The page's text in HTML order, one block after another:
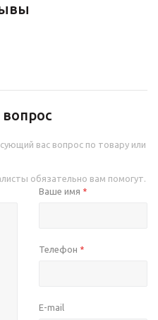
вас вопрос по товару или
обязательно вам помогут.
Ваше имя *
Телефон *
E-mail